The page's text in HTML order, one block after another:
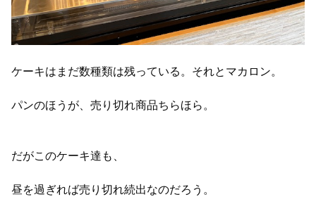
ケーキはまだ数種類は残っている。それとマカロン。
パンのほうが、売り切れ商品ちらほら。
だがこのケーキ達も、
昼を過ぎれば売り切れ続出なのだろう。